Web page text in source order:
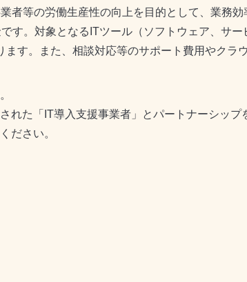
者等の労働生産性の向上を目的として、業務
す。 対象となるITツール（ソフトウェア、サ
す。
また、相談対応等のサポート費用やクラ
れた「IT導入支援事業者」とパートナーシッ
ださい。